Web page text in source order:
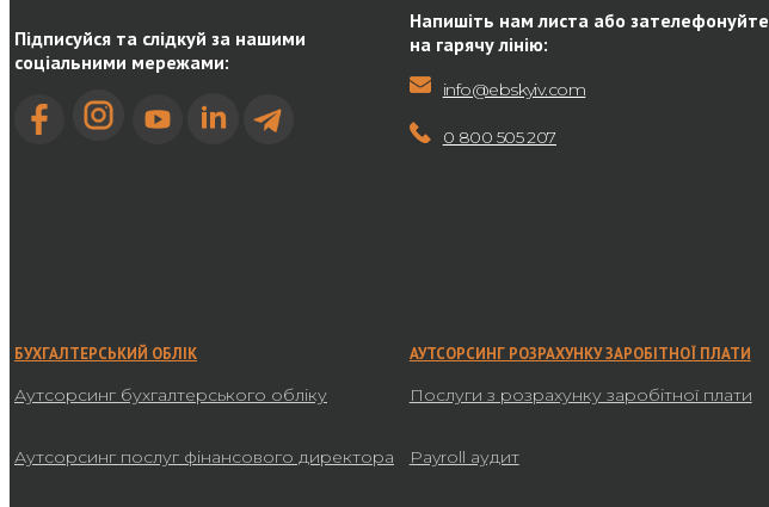
Підписуйся та слідкуй за нашими
соціальними мережами:
Напишіть нам листа або зателефонуйте
на гарячу лінію:
info@ebskyiv.com
0 800 505 207
БУХГАЛТЕРСЬКИЙ ОБЛІК
Аутсорсинг бухгалтерського обліку
Аутсорсинг послуг фінансового директора
АУТСОРСИНГ РОЗРАХУНКУ ЗАРОБІТНОЇ ПЛАТИ
Послуги з розрахунку заробітної плати
Payroll аудит